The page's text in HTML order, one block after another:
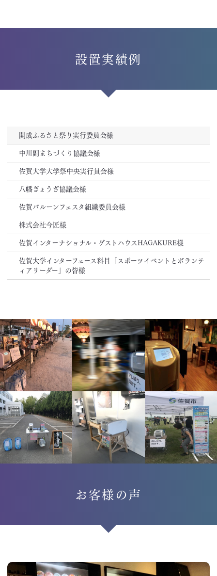
設置実績例
開成ふるさと祭り実行委員会様
中川副まちづくり協議会様
佐賀大学大学祭中央実行員会様
八幡ぎょうざ協議会様
佐賀バルーンフェスタ組織委員会様
株式会社今匠様
佐賀インターナショナル・ゲストハウスHAGAKURE様
佐賀大学インターフェース科目「スポーツイベントとボランテ
ィアリーダー」の皆様
お客様の声